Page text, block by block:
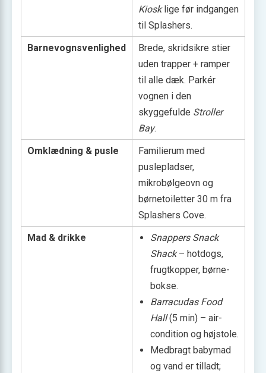
Kiosklige før indgangen
til Splashers.
Barnevognsvenlighed
Brede, skridsikre stier
uden trapper + ramper
til alle dæk. Parkér
vognen i den
skyggefulde Stroller
Bay.
Omklædning & pusle
Familierum med
puslepladser,
mikrobølgeovn og
børnetoiletter 30 m fra
Splashers Cove.
Mad & drikke
Snappers Snack
Shack– hotdogs,
frugt­kopper, børne­
bokse.
Barracudas Food
Hall(5 min) – air-
condition og højstole.
Medbragt babymad
og vand er tilladt;